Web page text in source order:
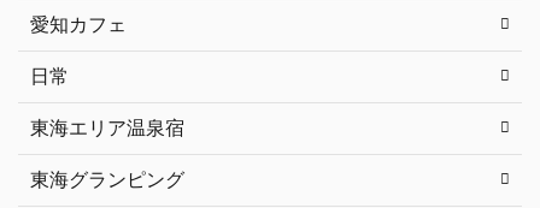
愛知カフェ
日常
東海エリア温泉宿
東海グランピング